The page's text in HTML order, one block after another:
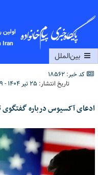
Iran
بین‌الملل
کد خبر: 18562
تاریخ انتشار: ۲۵ تیر ۱۴۰۴ - ۱۵:۳۹
ادعای آکسیوس درباره گفتگوی